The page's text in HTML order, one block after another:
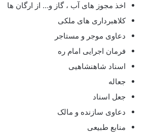
اخذ مجوز های آب ، گاز و… از ارگان ها
کلاهبرداری های ملکی
دعاوی موجر و مستاجر
فرمان اجرایی امام ره
اسناد شاهنشاهیی
جعاله
جعل اسناد
دعاوی سازنده و مالک
منابع طبیعی